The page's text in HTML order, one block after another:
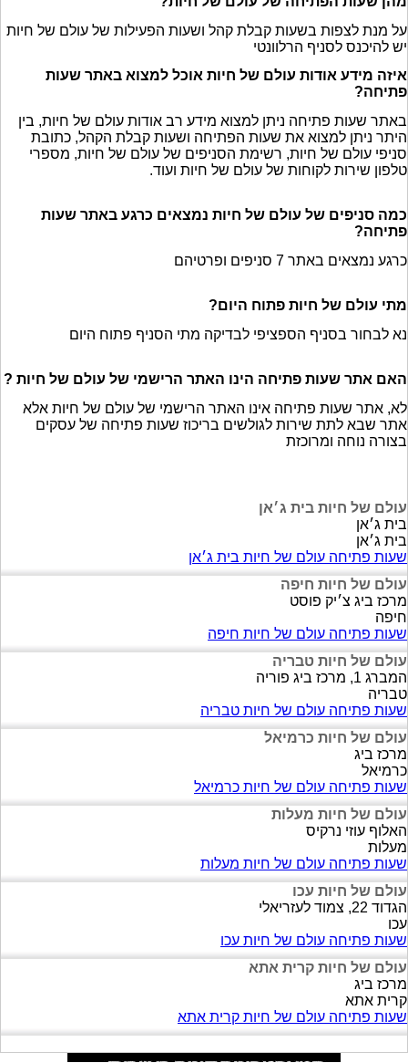
על מנת לצפות בשעות קבלת קהל ושעות הפעילות של עולם של חיות
יש להיכנס לסניף הרלוונטי
איזה מידע אודות עולם של חיות אוכל למצוא באתר שעות
פתיחה?
באתר שעות פתיחה ניתן למצוא מידע רב אודות עולם של חיות, בין
היתר ניתן למצוא את שעות הפתיחה ושעות קבלת הקהל, כתובת
סניפי עולם של חיות, רשימת הסניפים של עולם של חיות, מספרי
טלפון שירות לקוחות של עולם של חיות ועוד.
כמה סניפים של עולם של חיות נמצאים כרגע באתר שעות
פתיחה?
כרגע נמצאים באתר 7 סניפים ופרטיהם
מתי עולם של חיות פתוח היום?
נא לבחור בסניף הספציפי לבדיקה מתי הסניף פתוח היום
האם אתר שעות פתיחה הינו האתר הרישמי של עולם של חיות ?
לא, אתר שעות פתיחה אינו האתר הרישמי של עולם של חיות אלא
אתר שבא לתת שירות לגולשים בריכוז שעות פתיחה של עסקים
בצורה נוחה ומרוכזת
עולם של חיות בית ג׳אן
בית ג׳אן
בית ג׳אן
שעות פתיחה עולם של חיות בית ג׳אן
עולם של חיות חיפה
מרכז ביג צ׳יק פוסט
חיפה
שעות פתיחה עולם של חיות חיפה
עולם של חיות טבריה
המברג 1, מרכז ביג פוריה
טבריה
שעות פתיחה עולם של חיות טבריה
עולם של חיות כרמיאל
מרכז ביג
כרמיאל
שעות פתיחה עולם של חיות כרמיאל
עולם של חיות מעלות
האלוף עוזי נרקיס
מעלות
שעות פתיחה עולם של חיות מעלות
עולם של חיות עכו
הגדוד 22, צמוד לעזריאלי
עכו
שעות פתיחה עולם של חיות עכו
עולם של חיות קרית אתא
מרכז ביג
קרית אתא
שעות פתיחה עולם של חיות קרית אתא